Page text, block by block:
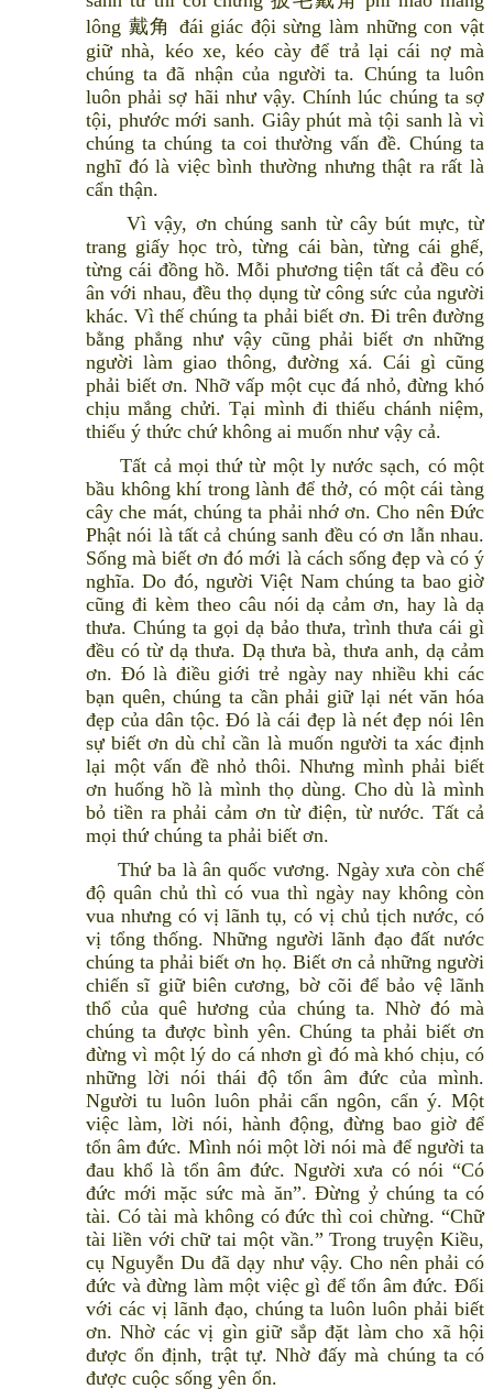
lông 戴角 đái giác đội sừng làm những con vật
giữ nhà, kéo xe, kéo cày để trả lại cái nợ mà
chúng ta đã nhận của người ta. Chúng ta luôn
luôn phải sợ hãi như vậy. Chính lúc chúng ta sợ
tội, phước mới sanh. Giây phút mà tội sanh là vì
chúng ta chúng ta coi thường vấn đề. Chúng ta
nghĩ đó là việc bình thường nhưng thật ra rất là
cẩn thận.
Vì vậy, ơn chúng sanh từ cây bút mực, từ
trang giấy học trò, từng cái bàn, từng cái ghế,
từng cái đồng hồ. Mỗi phương tiện tất cả đều có
ân với nhau, đều thọ dụng từ công sức của người
khác. Vì thế chúng ta phải biết ơn. Đi trên đường
bằng phẳng như vậy cũng phải biết ơn những
người làm giao thông, đường xá. Cái gì cũng
phải biết ơn. Nhỡ vấp một cục đá nhỏ, đừng khó
chịu mắng chửi. Tại mình đi thiếu chánh niệm,
thiếu ý thức chứ không ai muốn như vậy cả.
Tất cả mọi thứ từ một ly nước sạch, có một
bầu không khí trong lành để thở, có một cái tàng
cây che mát, chúng ta phải nhớ ơn. Cho nên Đức
Phật nói là tất cả chúng sanh đều có ơn lẫn nhau.
Sống mà biết ơn đó mới là cách sống đẹp và có ý
nghĩa. Do đó, người Việt Nam chúng ta bao giờ
cũng đi kèm theo câu nói dạ cảm ơn, hay là dạ
thưa. Chúng ta gọi dạ bảo thưa, trình thưa cái gì
đều có từ dạ thưa. Dạ thưa bà, thưa anh, dạ cảm
ơn. Đó là điều giới trẻ ngày nay nhiều khi các
bạn quên, chúng ta cần phải giữ lại nét văn hóa
đẹp của dân tộc. Đó là cái đẹp là nét đẹp nói lên
sự biết ơn dù chỉ cần là muốn người ta xác định
lại một vấn đề nhỏ thôi. Nhưng mình phải biết
ơn huống hồ là mình thọ dùng. Cho dù là mình
bỏ tiền ra phải cảm ơn từ điện, từ nước. Tất cả
mọi thứ chúng ta phải biết ơn.
Thứ ba là ân quốc vương. Ngày xưa còn chế
độ quân chủ thì có vua thì ngày nay không còn
vua nhưng có vị lãnh tụ, có vị chủ tịch nước, có
vị tổng thống. Những người lãnh đạo đất nước
chúng ta phải biết ơn họ. Biết ơn cả những người
chiến sĩ giữ biên cương, bờ cõi để bảo vệ lãnh
thổ của quê hương của chúng ta. Nhờ đó mà
chúng ta được bình yên. Chúng ta phải biết ơn
đừng vì một lý do cá nhơn gì đó mà khó chịu, có
những lời nói thái độ tổn âm đức của mình.
Người tu luôn luôn phải cẩn ngôn, cẩn ý. Một
việc làm, lời nói, hành động, đừng bao giờ để
tổn âm đức. Mình nói một lời nói mà để người ta
đau khổ là tổn âm đức. Người xưa có nói “Có
đức mới mặc sức mà ăn”. Đừng ỷ chúng ta có
tài. Có tài mà không có đức thì coi chừng. “Chữ
tài liền với chữ tai một vần.” Trong truyện Kiều,
cụ Nguyễn Du đã dạy như vậy. Cho nên phải có
đức và đừng làm một việc gì để tổn âm đức. Đối
với các vị lãnh đạo, chúng ta luôn luôn phải biết
ơn. Nhờ các vị gìn giữ sắp đặt làm cho xã hội
được ổn định, trật tự. Nhờ đấy mà chúng ta có
được cuộc sống yên ổn.